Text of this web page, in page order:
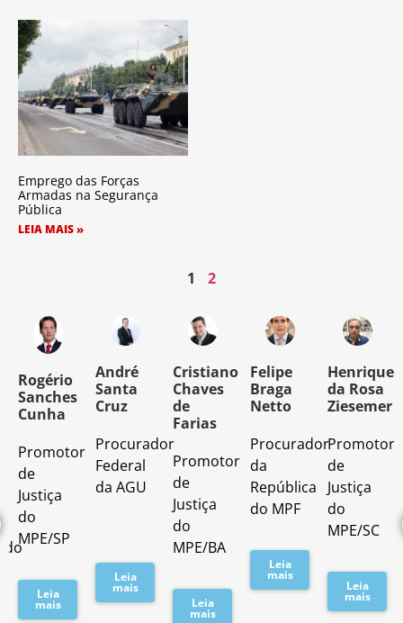
Emprego das Forças
Armadas na Segurança
Pública
LEIA MAIS »
1 2
Rogério
Sanches
Cunha
Promotor
de
Justiça
do
MPE/SP
Leia
mais
André
Santa
Cruz
Procurador
Federal
da AGU
Leia
mais
Cristiano
Chaves
de
Farias
Promotor
de
Justiça
do
MPE/BA
Leia
mais
Felipe
Braga
Netto
Procurador
da
República
do MPF
Leia
mais
Henrique
da Rosa
Ziesemer
Promotor
de
Justiça
do
MPE/SC
Leia
mais